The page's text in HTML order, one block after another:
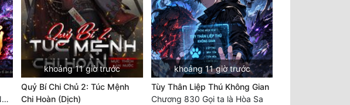
Chương 180: Gặp lại Khiên Nguyên Phượng
khoảng 11 giờ trước
Quỷ Bí Chi Chủ 2: Túc Mệnh
Chi Hoàn (Dịch)
khoảng 11 giờ trước
Tùy Thân Liệp Thú Không Gian
Chương 830 Gọi ta là Hòa Sa